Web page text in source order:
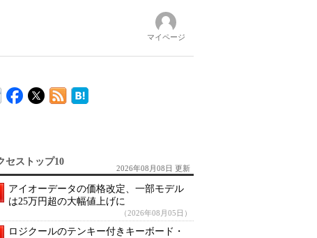
マイページ
セストップ10
2026年08月08日 更新
アイオーデータの価格改定、一部モデル
は25万円超の大幅値上げに
（2026年08月05日）
ロジクールのテンキー付きキーボード・